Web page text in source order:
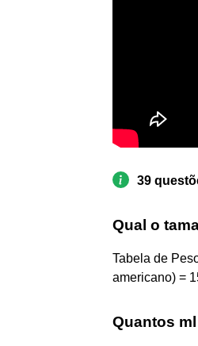
39
Qual o
Tabela de
americano) =
Quantos